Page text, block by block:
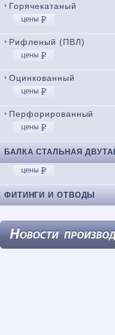
Горячекатаный
Рифленый (ПВЛ)
Оцинкованный
Перфорированный
БАЛКА СТАЛЬНАЯ
ФИТИНГИ И ОТВОДЫ